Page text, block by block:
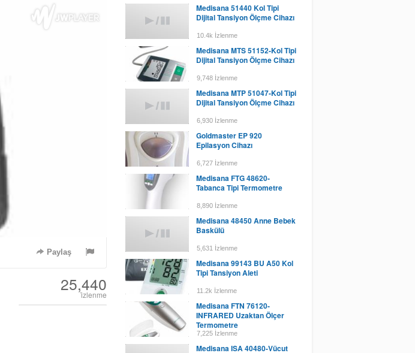
Paylaş
25,440
i̇zlenme
Medisana 51440 Kol Tipi
Dijital Tansiyon Ölçme Cihazı
10.4k İzlenme
Medisana MTS 51152-Kol Tipi
Dijital Tansiyon Ölçme Cihazı
9,748 İzlenme
Medisana MTP 51047-Kol Tipi
Dijital Tansiyon Ölçme Cihazı
6,930 İzlenme
Goldmaster EP 920
Epilasyon Cihazı
6,727 İzlenme
Medisana FTG 48620-
Tabanca Tipi Termometre
8,890 İzlenme
Medisana 48450 Anne Bebek
Baskülü
5,631 İzlenme
Medisana 99143 BU A50 Kol
Tipi Tansiyon Aleti
11.2k İzlenme
Medisana FTN 76120-
INFRARED Uzaktan Ölçer
Termometre
7,225 İzlenme
Medisana ISA 40480-Vücut